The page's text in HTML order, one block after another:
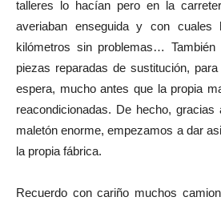
talleres lo hacían pero en la
averiaban enseguida y con
kilómetros sin problemas…
piezas reparadas de sustitución,
espera, mucho antes que la propia
reacondicionadas. De hecho,
maletón enorme, empezamos a dar
la propia fábrica.
Recuerdo con cariño muchos